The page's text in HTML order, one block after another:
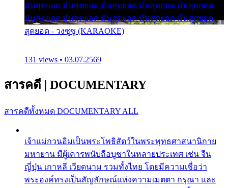
มันสุดยอด มันสุดยอด มันสุดยอด มันสุดยอด มันสุดยอด
มันสุดยอด มันสุดยอด มันสุดยอด มันสุดยอด มันสุดยอด
สุดยอด - วงซูซู (KARAOKE)
131 views • 03.07.2569
สารคดี | DOCUMENTARY
สารคดีทั้งหมด DOCUMENTARY ALL
เจ้าแม่กวนอิมเป็นพระโพธิสัตว์ในพระพุทธศาสนานิกาย
มหายาน มีผู้เคารพนับถือบูชาในหลายประเทศ เช่น จีน
ญี่ปุ่น เกาหลี เวียดนาม รวมทั้งไทย โดยมีความเชื่อว่า
พระองค์ทรงเป็นสัญลักษณ์แห่งความเมตตา กรุณา และ